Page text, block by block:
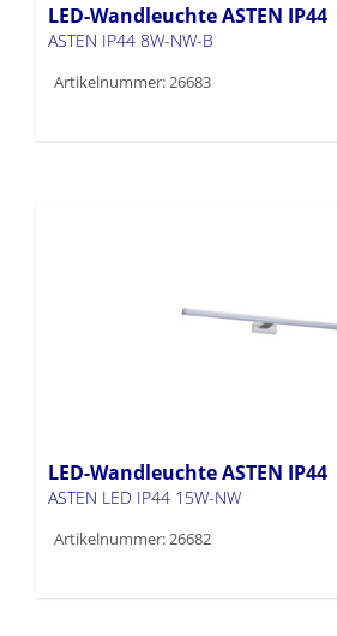
LED-Wandleuchte ASTEN IP44
ASTEN IP44 8W-NW-B
Artikelnummer: 26683
LED-Wandleuchte ASTEN IP44
ASTEN LED IP44 15W-NW
Artikelnummer: 26682